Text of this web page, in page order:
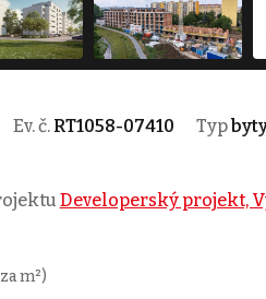
Ev. č. RT1058-07410 Typ
Developerský projekt,
m²)